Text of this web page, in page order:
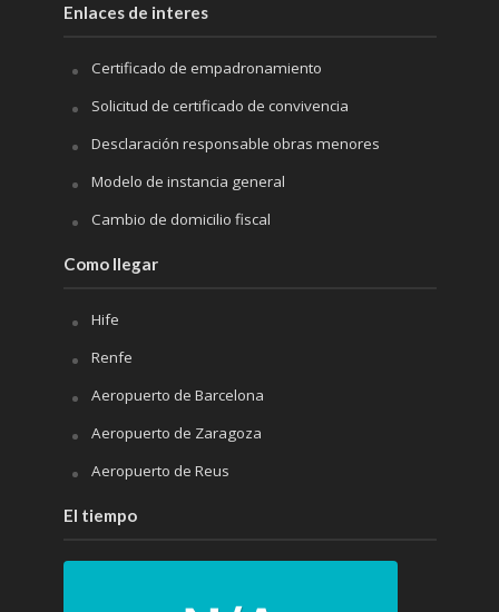
Enlaces de interes
Certificado de empadronamiento
Solicitud de certificado de convivencia
Desclaración responsable obras menores
Modelo de instancia general
Cambio de domicilio fiscal
Como llegar
Hife
Renfe
Aeropuerto de Barcelona
Aeropuerto de Zaragoza
Aeropuerto de Reus
El tiempo